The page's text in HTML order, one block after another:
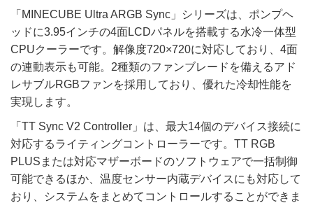
「MINECUBE Ultra ARGB Sync」シリーズは、ポンプヘ
ッドに3.95インチの4面LCDパネルを搭載する水冷一体型
CPUクーラーです。解像度720×720に対応しており、4面
の連動表示も可能。2種類のファンブレードを備えるアド
レサブルRGBファンを採用しており、優れた冷却性能を
実現します。
「TT Sync V2 Controller」は、最大14個のデバイス接続に
対応するライティングコントローラーです。TT RGB
PLUSまたは対応マザーボードのソフトウェアで一括制御
可能できるほか、温度センサー内蔵デバイスにも対応して
おり、システムをまとめてコントロールすることができま